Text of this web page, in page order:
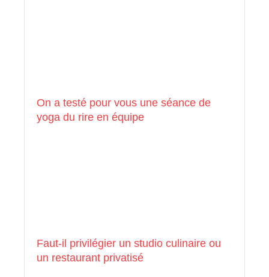
On a testé pour vous une séance de
yoga du rire en équipe
Faut-il privilégier un studio culinaire ou
un restaurant privatisé